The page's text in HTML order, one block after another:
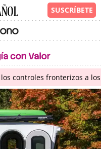
controles fronterizos a